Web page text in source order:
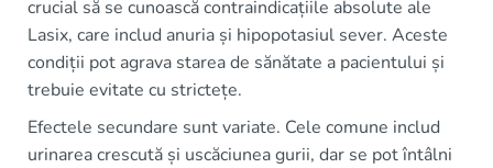
crucial să se cunoască contraindicațiile absolute ale
Lasix, care includ anuria și hipopotasiul sever. Aceste
condiții pot agrava starea de sănătate a pacientului și
trebuie evitate cu strictețe.
Efectele secundare sunt variate. Cele comune includ
urinarea crescută și uscăciunea gurii, dar se pot întâlni